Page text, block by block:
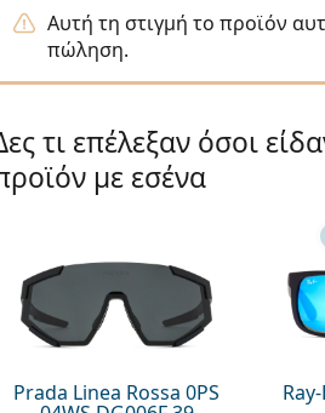
Αυτή τη στιγμή το προϊόν
πώληση.
τι επέλεξαν όσοι
με εσένα
Prada Linea Rossa 0PS